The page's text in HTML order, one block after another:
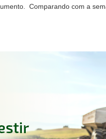
Comparando com a